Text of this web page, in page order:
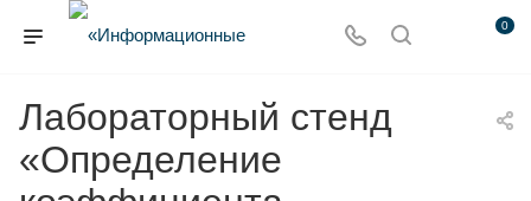
0
Лабораторный стенд
«Определение